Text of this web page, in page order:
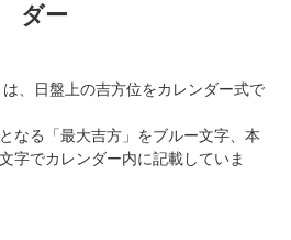
ダー
は、日盤上の吉方位をカレンダー式で
なる「最大吉方」をブルー文字、本
字でカレンダー内に記載していま